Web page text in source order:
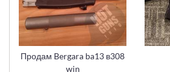
Продам Bergara ba13 в308
win